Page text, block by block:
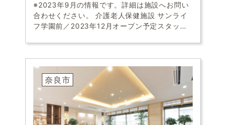
※2023年9月の情報です。詳細は施設へお問い
合わせください。 介護老人保健施設 サンライ
フ学園前／2023年12月オープン予定スタッフ
医療・介護・リハビリならサンライフへ 「 […]
奈良市